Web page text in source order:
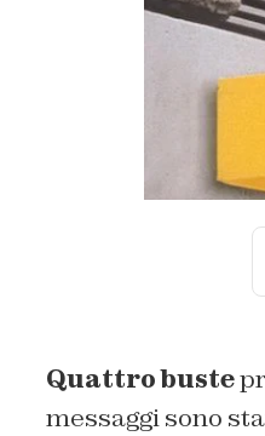
Quattro buste
messaggi sono